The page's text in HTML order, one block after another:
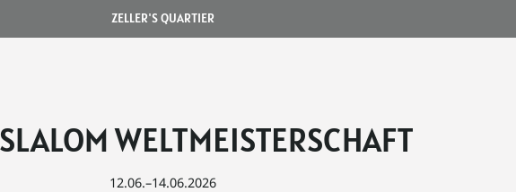
ZELLER'S QUARTIER
WELTMEISTERSCHAFT
12.06.–14.06.2026